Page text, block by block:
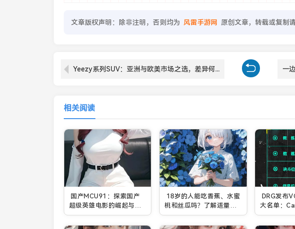
文章版权声明：除非注明，否则均为 风雷手游网 原创文章，转载或复制
Yeezy系列SUV：亚洲与欧美市场之选，差异何在？
相关阅读
国产MCU91：探索国产
超级英雄电影的崛起与发
展趋势
18岁的人能吃香蕉、水蜜
桃和丝瓜吗？了解适量食
用的健康益处
DRG发布
大名单：
Flex1n加盟